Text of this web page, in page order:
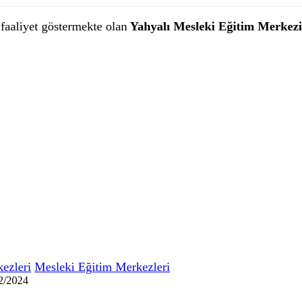
göstermekte olan Yahyalı Mesleki Eğitim Merkezi
Mesleki Eğitim Merkezleri
2024